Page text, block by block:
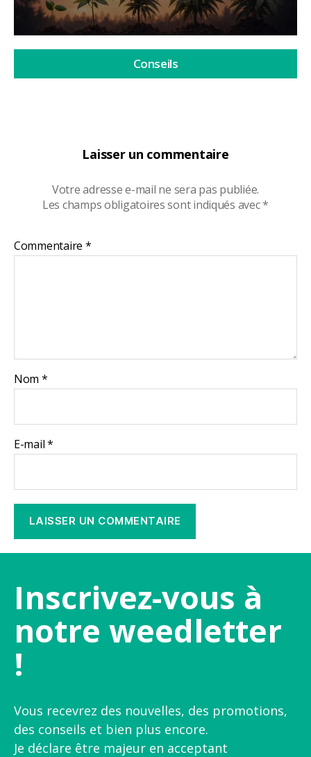
Laisser un commentaire
Votre adresse e-mail ne sera pas publiée.
Les champs obligatoires sont indiqués avec*
Commentaire *
Nom *
E-mail*
Conseils
Inscrivez-vous à
notre weedletter
!
Vous recevrez des nouvelles, des promotions,
des conseils et bien plus encore.
Je déclare être majeur en acceptant